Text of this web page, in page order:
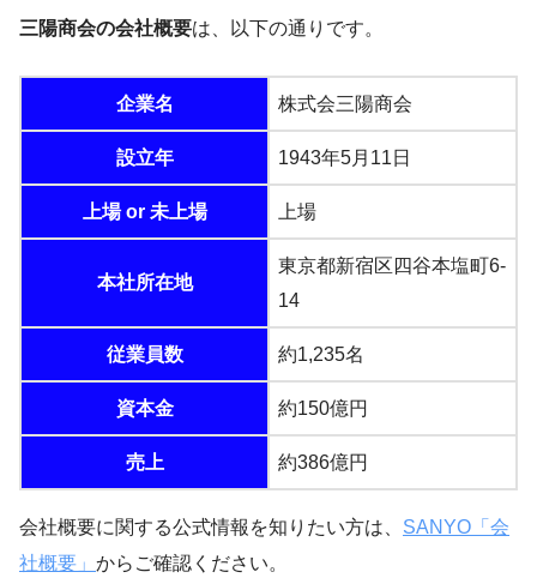
三陽商会の会社概要は、以下の通りです。
企業名 株式会三陽商会
設立年 1943年5月11日
上場 or 未上場 上場
本社所在地
東京都新宿区四谷本塩町6-
14
従業員数 約1,235名
資本金 約150億円
売上 約386億円
会社概要に関する公式情報を知りたい方は、 SANYO「会
社概要」 からご確認ください。